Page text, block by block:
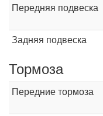
Передняя подвеска
Задняя подвеска
Тормоза
Передние тормоза